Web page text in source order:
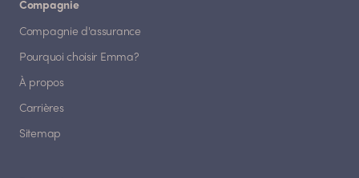
Compagnie
Compagnie d'assurance
Pourquoi choisir Emma?
À propos
Carrières
Sitemap